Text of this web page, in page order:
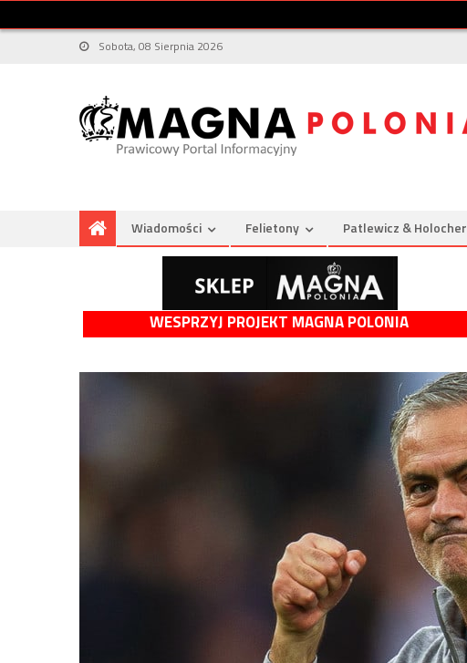
Sobota, 08 Sierpnia 2026
Wiadomości Felietony Patlewicz & Holocher
WESPRZYJ PROJEKT MAGNA POLONIA